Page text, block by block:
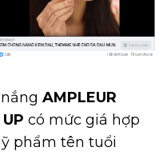
AMPLEUR
có mức giá hợp
phẩm tên tuổi